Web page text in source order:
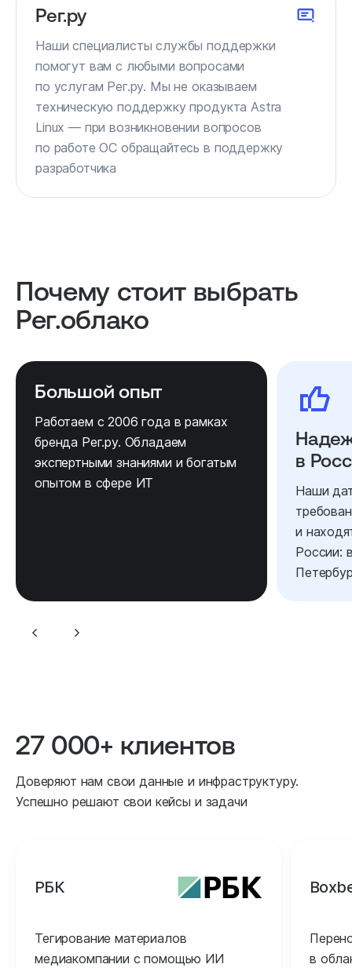
Рег.ру
Наши специалисты службы поддержки
помогут вам с любыми вопросами
по услугам Рег.ру. Мы не оказываем
техническую поддержку продукта Astra
Linux — при возникновении вопросов
по работе ОС обращайтесь в поддержку
разработчика
Почему стоит выбрать
Рег.облако
Большой опыт
Работаем с 2006 года в рамках
бренда Рег.ру. Обладаем
экспертными знаниями и богатым
опытом в сфере ИТ
в
Наши
и
России:
27 000+ клиентов
Доверяют нам свои данные и инфраструктуру.
Успешно решают свои кейсы и задачи
РБК
Тегирование материалов
медиакомпании с помощью ИИ
в